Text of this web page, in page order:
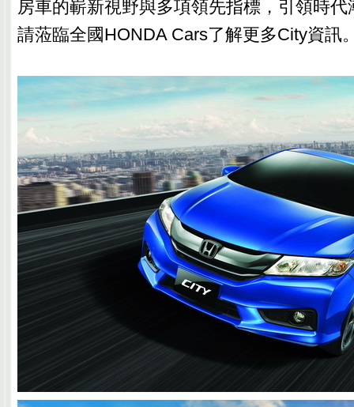
房車的嶄新視野與多項領先指標，引領時
請蒞臨全國HONDA Cars了解更多City資訊